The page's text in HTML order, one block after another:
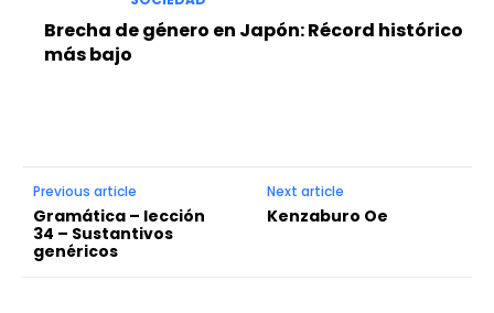
Brecha de género en Japón: Récord histórico
más bajo
Previous article
Gramática – lección
34 – Sustantivos
genéricos
Next article
Kenzaburo Oe